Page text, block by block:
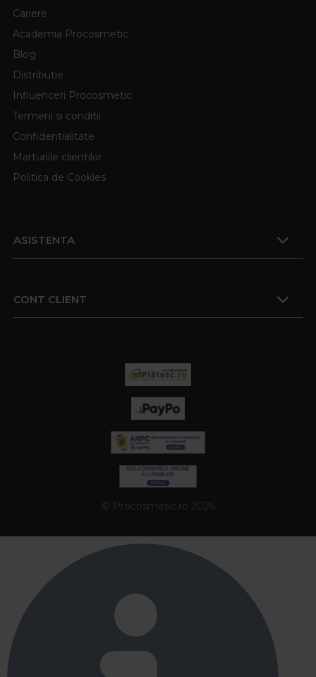
Cariere
Academia Procosmetic
Blog
Distributie
Influenceri Procosmetic
Termeni si conditii
Confidentialitate
Marturiile clientilor
Politica de Cookies
ASISTENTA
CONT CLIENT
© Procosmetic.ro 2026